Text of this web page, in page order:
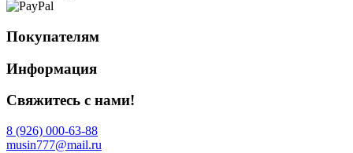
Покупателям
Информация
Свяжитесь с нами!
8 (926) 000-63-88
musin777@mail.ru